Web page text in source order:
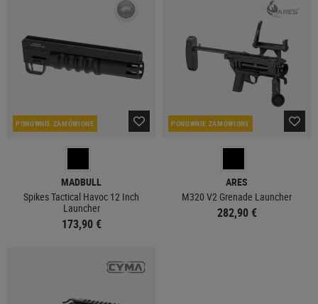
PONOWNIE ZAMÓWIONE
MADBULL
Spikes Tactical Havoc 12 Inch
Launcher
173,90 €
PONOWNIE ZAMÓWIONE
ARES
M320 V2 Grenade Launcher
282,90 €